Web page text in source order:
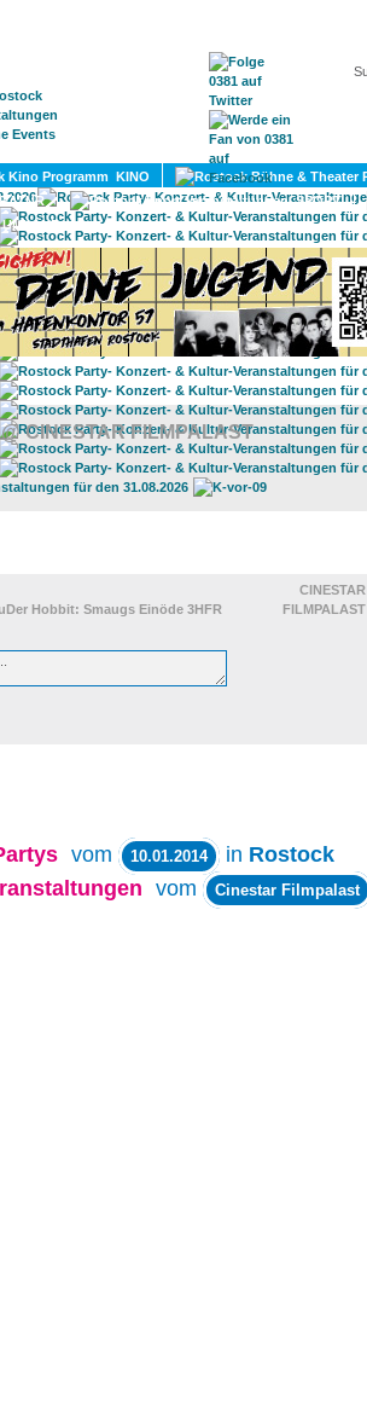
KONTAKT
KINO
SPORT
@ CINESTAR FILMPALAST
CINESTAR
FILMPALAST
vom 10.01.2014 in Rostock
vom Cinestar Filmpalast